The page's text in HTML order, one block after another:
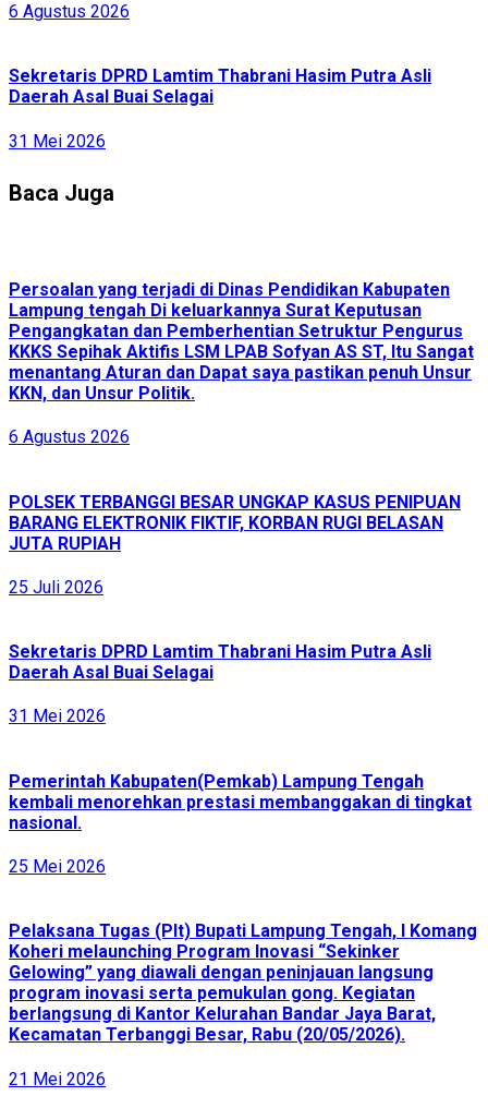
6 Agustus 2026
Sekretaris DPRD Lamtim Thabrani Hasim Putra Asli
Daerah Asal Buai Selagai
31 Mei 2026
Baca Juga
Persoalan yang terjadi di Dinas Pendidikan Kabupaten
Lampung tengah Di keluarkannya Surat Keputusan
Pengangkatan dan Pemberhentian Setruktur Pengurus
KKKS Sepihak Aktifis LSM LPAB Sofyan AS ST, Itu Sangat
menantang Aturan dan Dapat saya pastikan penuh Unsur
KKN, dan Unsur Politik.
6 Agustus 2026
POLSEK TERBANGGI BESAR UNGKAP KASUS PENIPUAN
BARANG ELEKTRONIK FIKTIF, KORBAN RUGI BELASAN
JUTA RUPIAH
25 Juli 2026
Sekretaris DPRD Lamtim Thabrani Hasim Putra Asli
Daerah Asal Buai Selagai
31 Mei 2026
Pemerintah Kabupaten(Pemkab) Lampung Tengah
kembali menorehkan prestasi membanggakan di tingkat
nasional.
25 Mei 2026
Pelaksana Tugas (Plt) Bupati Lampung Tengah, I Komang
Koheri melaunching Program Inovasi “Sekinker
Gelowing” yang diawali dengan peninjauan langsung
program inovasi serta pemukulan gong. Kegiatan
berlangsung di Kantor Kelurahan Bandar Jaya Barat,
Kecamatan Terbanggi Besar, Rabu (20/05/2026).
21 Mei 2026